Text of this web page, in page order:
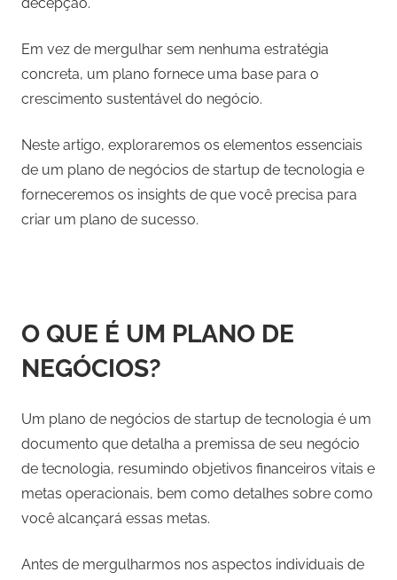
decepção.
Em vez de mergulhar sem nenhuma estratégia
concreta, um plano fornece uma base para o
crescimento sustentável do negócio.
Neste artigo, exploraremos os elementos essenciais
de um plano de negócios de startup de tecnologia e
forneceremos os insights de que você precisa para
criar um plano de sucesso.
O QUE É UM PLANO DE
NEGÓCIOS?
Um plano de negócios de startup de tecnologia é um
documento que detalha a premissa de seu negócio
de tecnologia, resumindo objetivos financeiros vitais e
metas operacionais, bem como detalhes sobre como
você alcançará essas metas.
Antes de mergulharmos nos aspectos individuais de